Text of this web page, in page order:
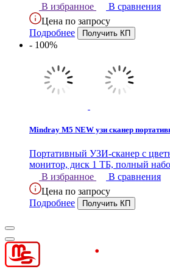
В избранное
В сравнения
Цена по запросу
Подробнее
- 100%
Mindray M5 NEW узи сканер
Портативный УЗИ-сканер с
монитор, диск 1 ТБ, полный
В избранное
В сравнения
Цена по запросу
Подробнее